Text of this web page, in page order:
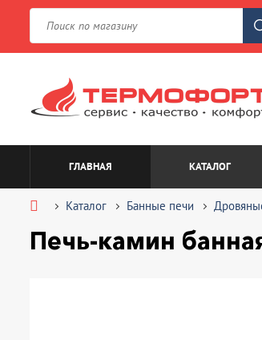
ГЛАВНАЯ КАТАЛОГ
Каталог Банные печи
Печь-камин